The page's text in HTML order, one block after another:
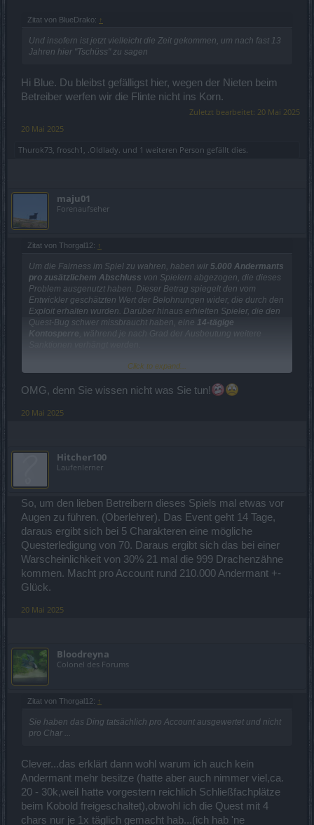
Zitat von BlueDrako: ↑
Und insofern ist jetzt vielleicht die Zeit gekommen, um nach fast 13
Jahren hier "Tschüss" zu sagen
Hi Blue. Du bleibst gefälligst hier, wegen der Nieten beim
Betreiber werfen wir die Flinte nicht ins Korn.
Zuletzt bearbeitet: 20 Mai 2025
20 Mai 2025
Thurok73 frosch1 .Oldlady. und 1 weiteren Person gefällt dies.
maju01
Forenaufseher
Zitat von Thorgal12: ↑
Um die Fairness im Spiel zu wahren, haben wir 5.000 Andermants
pro zusätzlichem Abschluss von Spielern abgezogen, die dieses
Problem ausgenutzt haben. Dieser Betrag spiegelt den vom
Entwickler geschätzten Wert der Belohnungen wider, die durch den
Exploit erhalten wurden. Darüber hinaus erhielten Spieler, die den
Quest-Bug schwer missbraucht haben, eine 14-tägige
Kontosperre , während je nach Grad der Ausbeutung weitere
Wir haben jedoch festgestellt, dass das ursprüngliche
unter demselben Account berechnete, anstatt für jeden
legitimerweise mehrere Charaktere gespielt hatten,
Um eine ungerechte Bestrafung unschuldiger Spieler zu
vermeiden,werden wir die Daten manuell überprüfen und die
betroffen waren.
Ausfallzeit des Servers, und wir bitten Sie um Geduld.Die
Rückerstattung wird beim nächsten Serverupdate
abgeschlossen .
Click to expand...
OMG, denn Sie wissen nicht was Sie tun!
20 Mai 2025
Hitcher100
Laufenlerner
So, um den lieben Betreibern dieses Spiels mal etwas vor
Augen zu führen. (Oberlehrer). Das Event geht 14 Tage,
daraus ergibt sich bei 5 Charakteren eine mögliche
Questerledigung von 70. Daraus ergibt sich das bei einer
Warscheinlichkeit von 30% 21 mal die 999 Drachenzähne
kommen. Macht pro Account rund 210.000 Andermant +-
Glück.
20 Mai 2025
Bloodreyna
Colonel des Forums
Zitat von Thorgal12: ↑
Sie haben das Ding tatsächlich pro Account ausgewertet und nicht
pro Char ...
Clever...das erklärt dann wohl warum ich auch kein
Andermant mehr besitze (hatte aber auch nimmer viel,ca.
20 - 30k,weil hatte vorgestern reichlich Schließfachplätze
beim Kobold freigeschaltet),obwohl ich die Quest mit 4
chars nur je 1x täglich gemacht hab...(ich hab 'ne